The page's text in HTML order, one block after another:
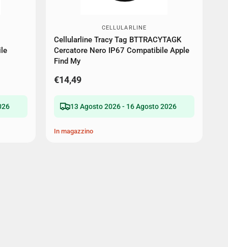
CELLULARLINE
Cellularline Tracy Tag BTTRACYTAGK
Cercatore Nero IP67 Compatibile Apple
Find My
€14,49
13 Agosto 2026 - 16 Agosto 2026
In magazzino